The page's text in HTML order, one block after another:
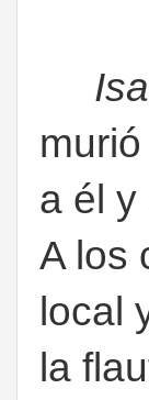
a él y
A los
local
la